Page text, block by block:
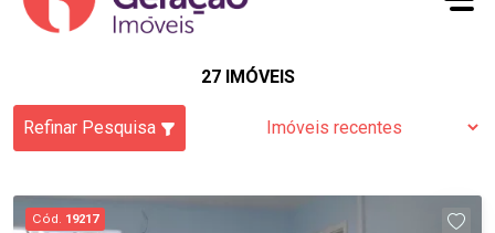
27 IMÓVEIS
Refinar Pesquisa
Cód. 19217